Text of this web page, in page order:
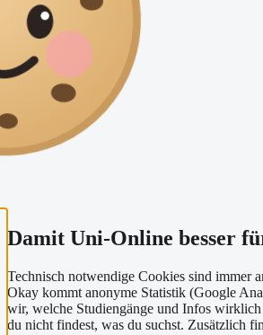
Damit Uni-Online besser
Technisch notwendige Cookies sind immer
Okay kommt anonyme Statistik (Google
wir, welche Studiengänge und Infos
du nicht findest, was du suchst. Zusätzlich